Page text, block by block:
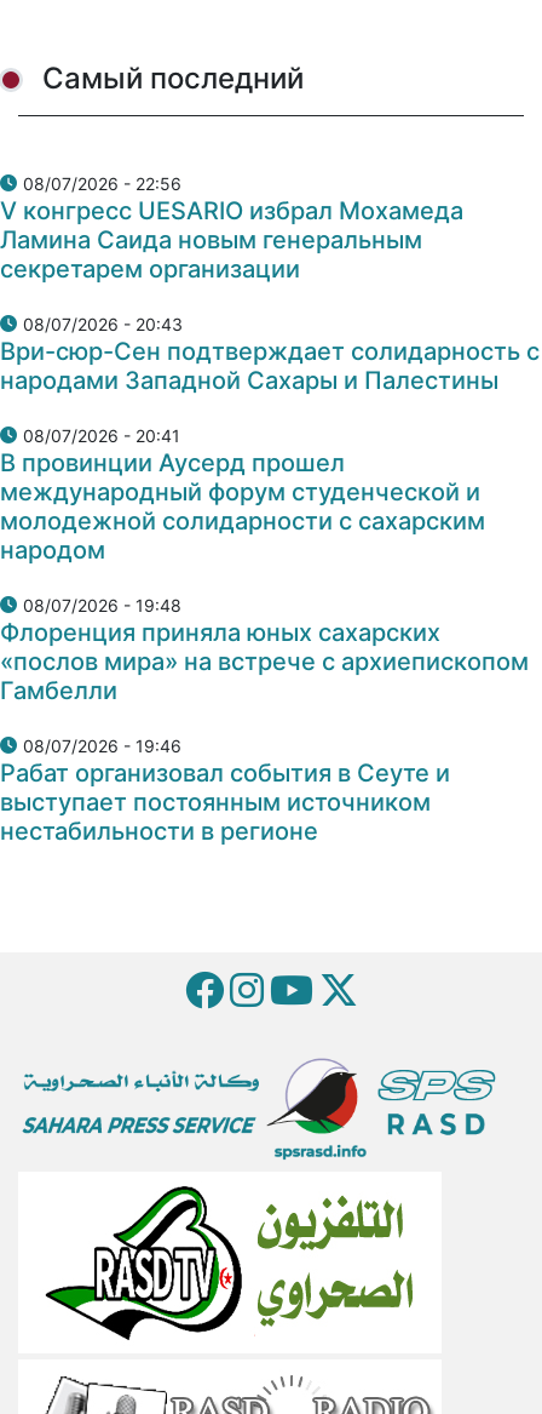
Самый последний
08/07/2026 - 22:56
V конгресс UESARIO избрал Мохамеда
Ламина Саида новым генеральным
секретарем организации
08/07/2026 - 20:43
Ври-сюр-Сен подтверждает солидарность с
народами Западной Сахары и Палестины
08/07/2026 - 20:41
В провинции Аусерд прошел
международный форум студенческой и
молодежной солидарности с сахарским
народом
08/07/2026 - 19:48
Флоренция приняла юных сахарских
«послов мира» на встрече с архиепископом
Гамбелли
08/07/2026 - 19:46
Рабат организовал события в Сеуте и
выступает постоянным источником
нестабильности в регионе